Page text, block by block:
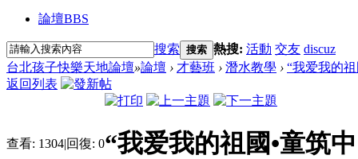
論壇BBS
搜索 搜索 熱搜: 活動 交友 discuz
台北孩子快樂天地論壇»論壇 › 才藝班 › 潛水教學 › “我爱我的
返回列表
查看: 1304|回復: 0“我爱我的祖國•童筑